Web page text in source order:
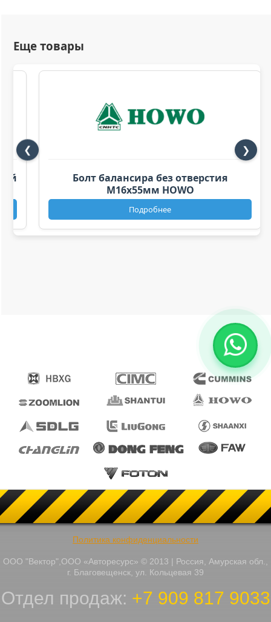
Политика конфиденциальности
ООО "Вектор",ООО «Авторесурс» © 2013 | Россия, Амурская обл.,
г. Благовещенск, ул. Кольцевая 39
Отдел продаж: +7 909 817 9033